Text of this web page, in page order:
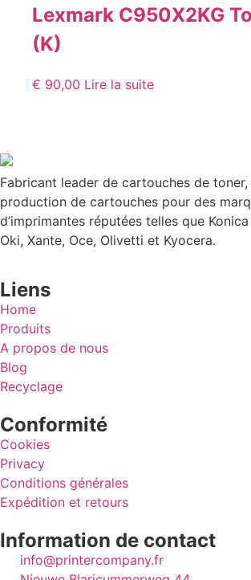
Lexmark C950X2KG
(K)
€ 90,00 Lire la suite
Fabricant leader de cartouches de
production de cartouches pour des
d’imprimantes réputées telles que
Oki, Xante, Oce, Olivetti et Kyocera.
Liens
Home
Produits
A propos de nous
Blog
Recyclage
Conformité
Cookies
Privacy
Conditions générales
Expédition et retours
Information de contact
info@printercompany.fr